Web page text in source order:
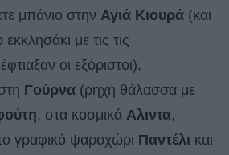
μπάνιο στην Αγιά Κιουρά (και
με τις τις
οι εξόριστοι),
Γούρνα (ρηχή θάλασσα με
, στα κοσμικά Αλιντα,
γραφικό ψαροχώρι Παντέλι και